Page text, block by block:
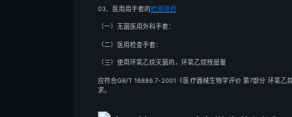
03、医用用手套的检测项目
（一）无菌医用外科手套：
（二）医用检查手套：
（三）使用环氧乙烷灭菌的，环氧乙烷残留量
应符合GB/T 16886.7-2001《医疗器械生物学评价 第7部分 环氧乙
求。